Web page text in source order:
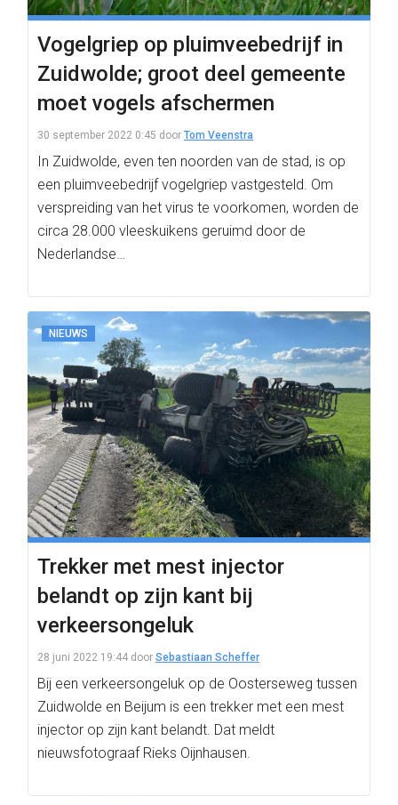
Vogelgriep op pluimveebedrijf in
Zuidwolde; groot deel gemeente
moet vogels afschermen
30 september 2022 0:45 door Tom Veenstra
In Zuidwolde, even ten noorden van de stad, is op
een pluimveebedrijf vogelgriep vastgesteld. Om
verspreiding van het virus te voorkomen, worden de
circa 28.000 vleeskuikens geruimd door de
Nederlandse…
NIEUWS
Trekker met mest injector
belandt op zijn kant bij
verkeersongeluk
28 juni 2022 19:44 door Sebastiaan Scheffer
Bij een verkeersongeluk op de Oosterseweg tussen
Zuidwolde en Beijum is een trekker met een mest
injector op zijn kant belandt. Dat meldt
nieuwsfotograaf Rieks Oijnhausen.